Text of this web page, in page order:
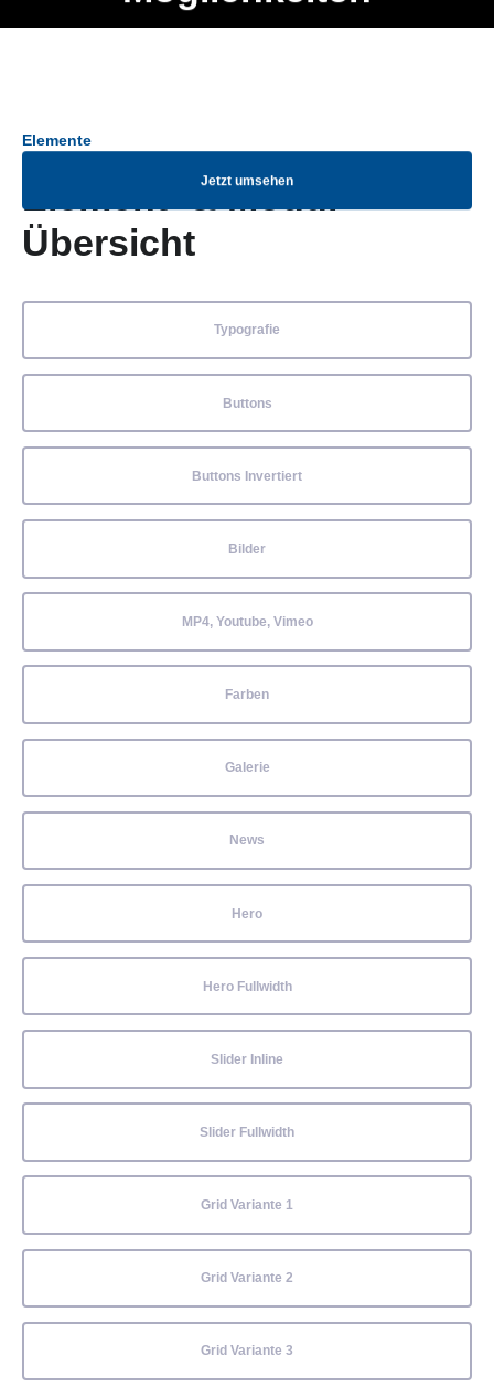
Jetzt umsehen
Elemente
Element- & Modul-
Übersicht
Typografie
Buttons
Buttons Invertiert
Bilder
MP4, Youtube, Vimeo
Farben
Galerie
News
Hero
Hero Fullwidth
Slider Inline
Slider Fullwidth
Grid Variante 1
Grid Variante 2
Grid Variante 3